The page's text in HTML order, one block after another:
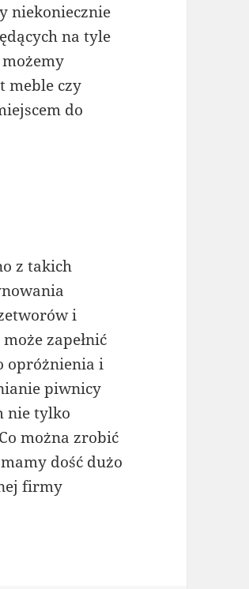
niekoniecznie
na tyle
meble czy
do
z takich
i
zapełnić
opróżnienia i
piwnicy
nie tylko
można zrobić
dość dużo
firmy